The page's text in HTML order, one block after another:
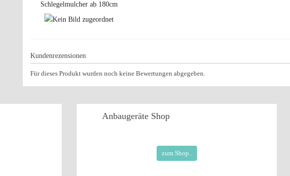
Schlegelmulcher ab 180cm
Kundenrezensionen
Für dieses Produkt wurden noch keine Bewertungen abgegeben.
AnbaugeräteShop
zum Shop..